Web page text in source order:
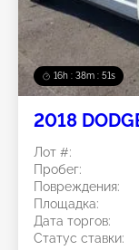
16h : 38m : 48s
2018
Лот #:
Пробег:
Повреждения:
Площадка:
Дата торгов:
Статус ставки: